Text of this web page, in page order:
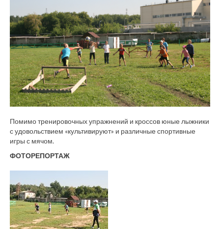
Помимо тренировочных упражнений и кроссов юные лыжники
с удовольствием «культивируют» и различные спортивные
игры с мячом.
ФОТОРЕПОРТАЖ